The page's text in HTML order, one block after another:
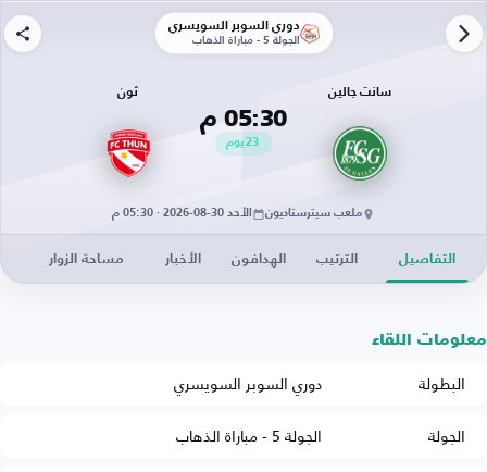
دوري السوبر السويسري
الجولة 5 - مباراة الذهاب
سانت جالين
05:30 م
23يوم
ثون
ملعب سيترستاديون الأحد 30-08-2026 · 05:30 م
التفاصيل الترتيب الهدافون الأخبار مساحة الزوار
معلومات اللقاء
البطولة
دوري السوبر السويسري
الجولة
الجولة 5 - مباراة الذهاب